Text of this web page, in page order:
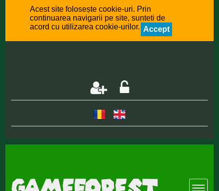
Acest site folosește cookie-uri. Prin
continuarea navigarii pe site, sunteti de
acord cu utilizarea cookie-urilor. Accept